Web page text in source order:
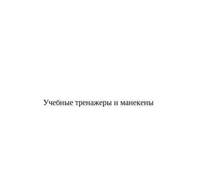
Учебные тренажеры и манекены